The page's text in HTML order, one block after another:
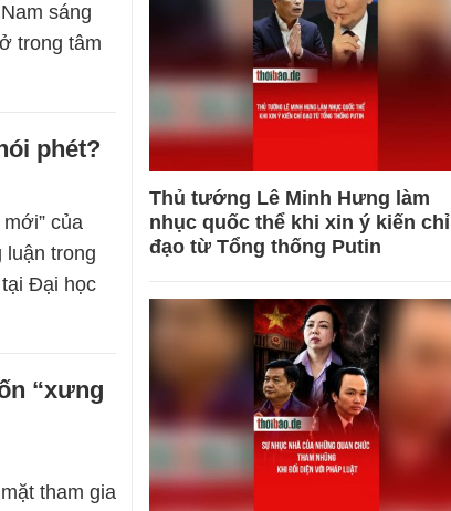
sáng
trong tâm
phét?
của
trong
Đại học
“xưng
tham gia
Thủ tướng Lê Minh Hưng làm
nhục quốc thể khi xin ý kiến chỉ
đạo từ Tổng thống Putin